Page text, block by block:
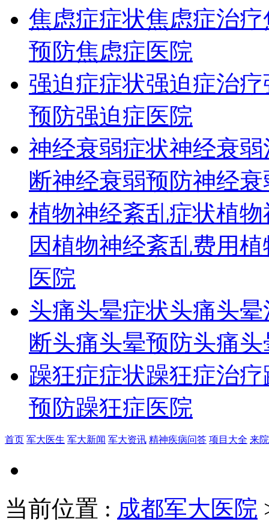
焦虑症症状焦虑症治疗
预防焦虑症医院
强迫症症状强迫症治疗
预防强迫症医院
神经衰弱症状神经衰弱
断神经衰弱预防神经
植物神经紊乱症状植物
因植物神经紊乱费用植
医院
头痛头晕症状头痛头
断头痛头晕预防头痛
躁狂症症状躁狂症治疗
预防躁狂症医院
首页 军大医生 军大新闻 军大资讯 精神疾病问答 项目大全 来
当前位置 : 成都军大医院